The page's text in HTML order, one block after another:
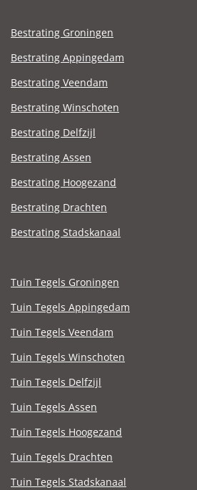
Bestrating Groningen
Bestrating Appingedam
Bestrating Veendam
Bestrating Winschoten
Bestrating Delfzijl
Bestrating Assen
Bestrating Hoogezand
Bestrating Drachten
Bestrating Stadskanaal
Tuin Tegels Groningen
Tuin Tegels Appingedam
Tuin Tegels Veendam
Tuin Tegels Winschoten
Tuin Tegels Delfzijl
Tuin Tegels Assen
Tuin Tegels Hoogezand
Tuin Tegels Drachten
Tuin Tegels Stadskanaal